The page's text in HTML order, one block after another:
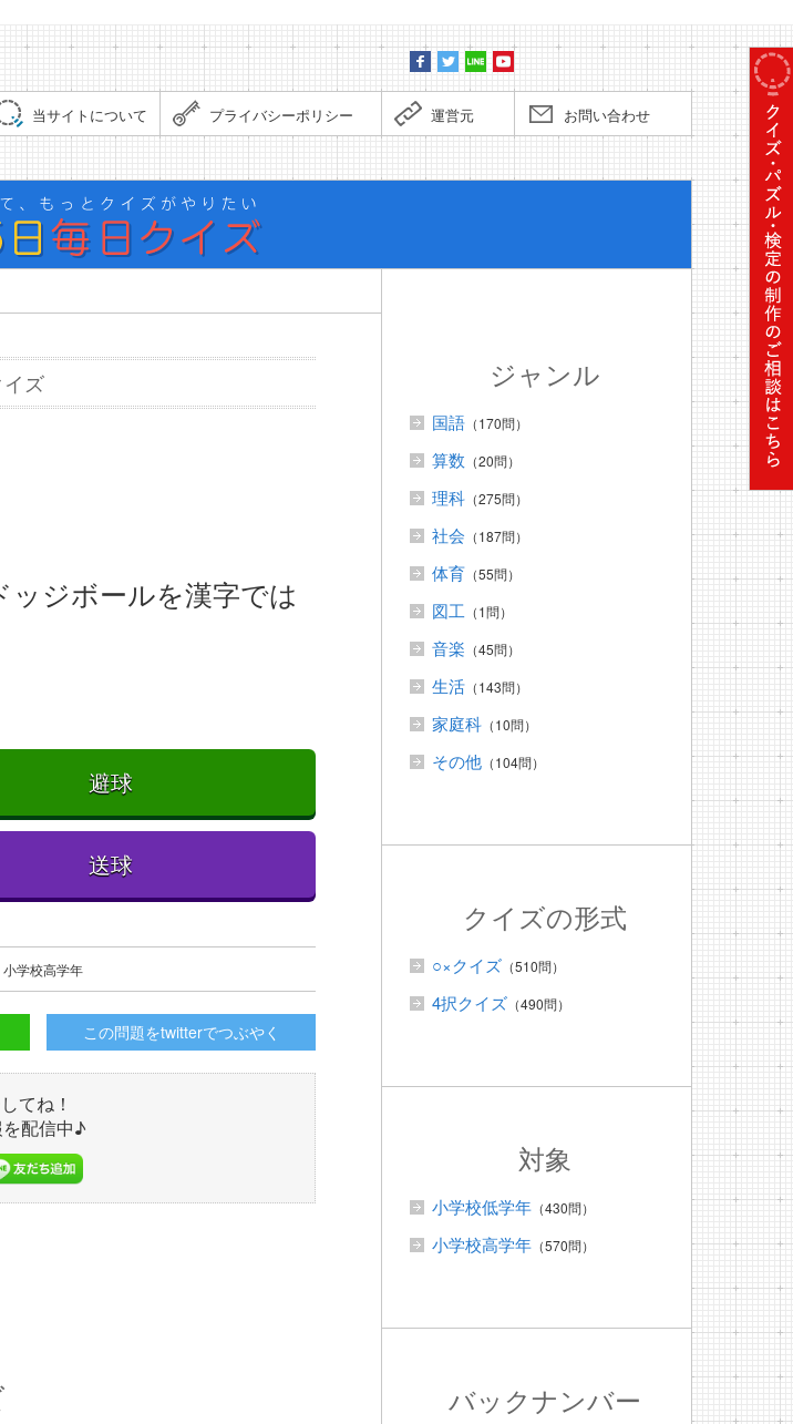
当サイトについて プライバシーポリシー 運営元 お問い合わせ
ぼくだ
ズ
ジボールを漢字では
避球
送球
小学校高学年
この問題をtwitterでつぶやく
てね！
配信中♪
ジャンル
国語 （170問）
算数 （20問）
理科 （275問）
社会 （187問）
体育 （55問）
図工 （1問）
音楽 （45問）
生活 （143問）
家庭科 （10問）
その他 （104問）
クイズの形式
○×クイズ （510問）
4択クイズ （490問）
対象
小学校低学年 （430問）
小学校高学年 （570問）
バックナンバー